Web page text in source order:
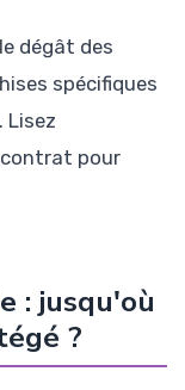
dégât des
spécifiques
Lisez
pour
: jusqu'où
?